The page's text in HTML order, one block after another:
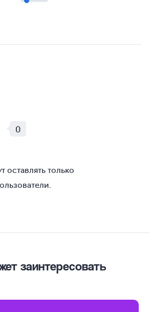
0
оставлять только
заинтересовать